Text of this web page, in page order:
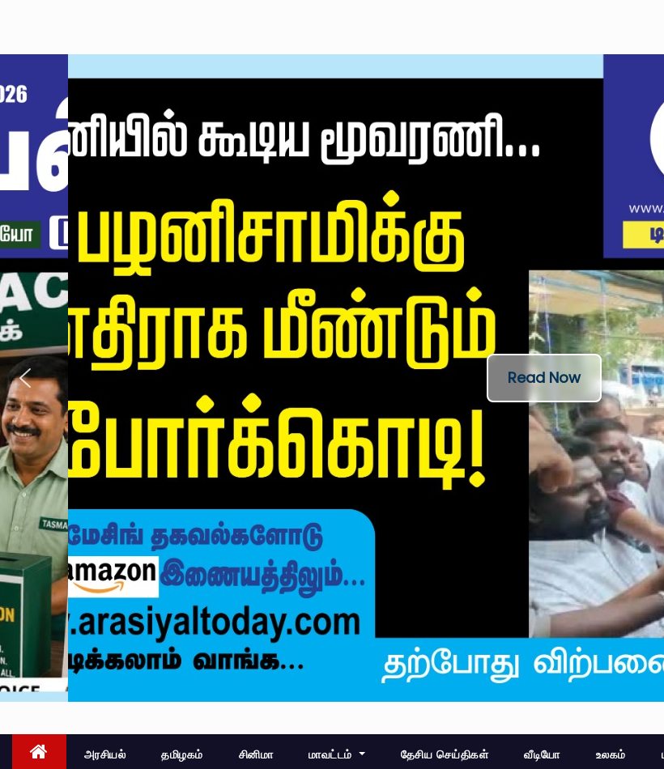
Read Now
அரசியல் தமிழகம் சினிமா மாவட்டம் தேசிய செய்திகள் வீடியோ உலகம்